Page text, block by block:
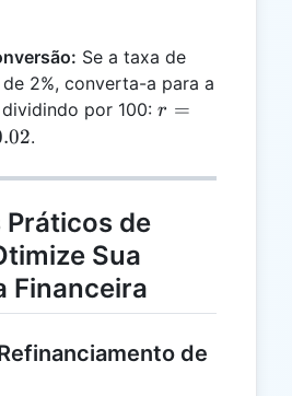
Se a taxa de
2%, converta-a para a
por 100: r =
100
r =
.
Práticos de
Sua
Financeira
de